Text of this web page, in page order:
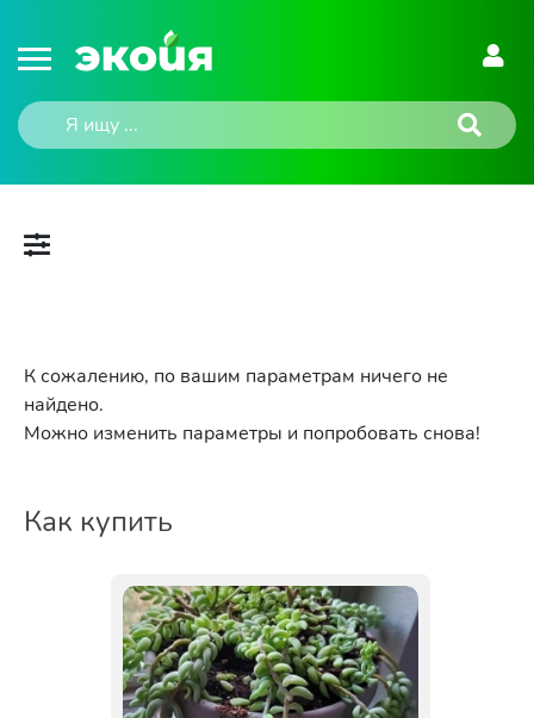
К сожалению, по вашим параметрам ничего не
найдено.
Можно изменить параметры и попробовать снова!
Как купить